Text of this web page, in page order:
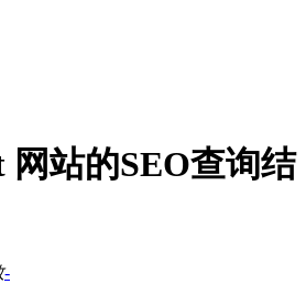
网站的SEO查询结
-